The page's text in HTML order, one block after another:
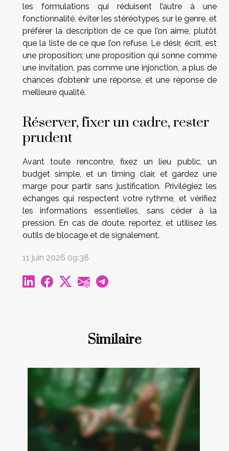
Similaire
les formulations qui réduisent l’autre à une
fonctionnalité, éviter les stéréotypes sur le genre, et
préférer la description de ce que l’on aime, plutôt
que la liste de ce que l’on refuse. Le désir, écrit, est
une proposition; une proposition qui sonne comme
une invitation, pas comme une injonction, a plus de
chances d’obtenir une réponse, et une réponse de
meilleure qualité.
Réserver, fixer un cadre, rester
prudent
Avant toute rencontre, fixez un lieu public, un
budget simple, et un timing clair, et gardez une
marge pour partir sans justification. Privilégiez les
échanges qui respectent votre rythme, et vérifiez
les informations essentielles, sans céder à la
pression. En cas de doute, reportez, et utilisez les
outils de blocage et de signalement.
11 juin 2026 09:38